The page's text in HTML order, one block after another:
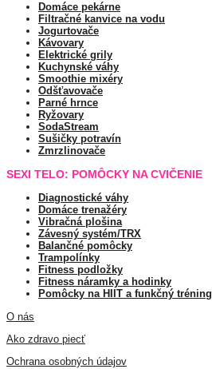
Domáce pekárne
Filtračné kanvice na vodu
Jogurtovače
Kávovary
Elektrické grily
Kuchynské váhy
Smoothie mixéry
Odšťavovače
Parné hrnce
Ryžovary
SodaStream
Sušičky potravín
Zmrzlinovače
SEXI TELO: POMÔCKY NA CVIČENIE
Diagnostické váhy
Domáce trenažéry
Vibračná plošina
Závesný systém/TRX
Balančné pomôcky
Trampolínky
Fitness podložky
Fitness náramky a hodinky
Pomôcky na HIIT a funkčný tréning
O nás
Ako zdravo piecť
Ochrana osobných údajov